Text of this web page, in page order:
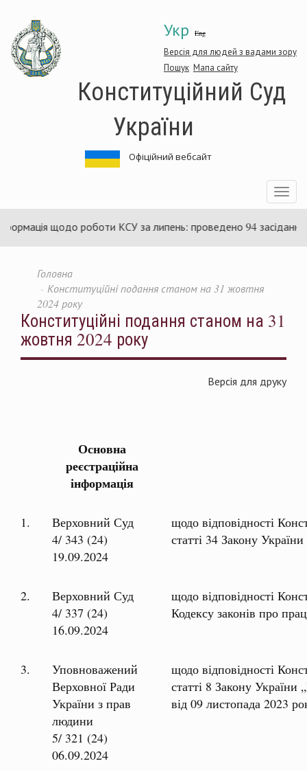
основного
матеріалу
Укр Eng
Версія для людей з вадами зору
Пошук Мапа сайту
Конституційний Суд
України
Офіційний вебсайт
Toggle
щодо роботи КСУ за липень: проведено 94 засідання та
Головна
Конституційні подання станом на 31 жовтня
2024 року
Конституційні подання станом на 31
жовтня 2024 року
Версія для друку
Основна
реєстраційна
інформація
1.
Верховний Суд
4/ 343 (24)
19.09.2024
щодо відповідності
статті 34 Закону
2.
Верховний Суд
4/ 337 (24)
16.09.2024
щодо відповідності
Кодексу законів про
3.
Уповноважений
Верховної Ради
України з прав
людини
5/ 321 (24)
06.09.2024
щодо відповідності
статті 8 Закону
від 09 листопада 2023